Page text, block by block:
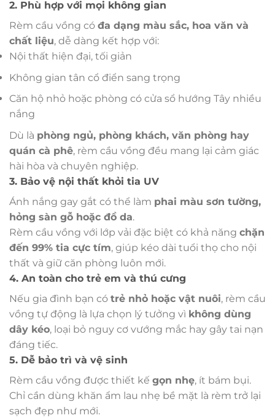
2. Phù hợp với mọi không gian
Rèm cầu vồng có đa dạng màu sắc, hoa văn và
chất liệu, dễ dàng kết hợp với:
Nội thất hiện đại, tối giản
Không gian tân cổ điển sang trọng
Căn hộ nhỏ hoặc phòng có cửa sổ hướng Tây nhiều
nắng
Dù là phòng ngủ, phòng khách, văn phòng hay
quán cà phê, rèm cầu vồng đều mang lại cảm giác
hài hòa và chuyên nghiệp.
3. Bảo vệ nội thất khỏi tia UV
Ánh nắng gay gắt có thể làm phai màu sơn tường,
hỏng sàn gỗ hoặc đồ da.
Rèm cầu vồng với lớp vải đặc biệt có khả năng chặn
đến 99% tia cực tím, giúp kéo dài tuổi thọ cho nội
thất và giữ căn phòng luôn mới.
4. An toàn cho trẻ em và thú cưng
Nếu gia đình bạn có trẻ nhỏ hoặc vật nuôi, rèm cầu
vồng tự động là lựa chọn lý tưởng vì không dùng
dây kéo, loại bỏ nguy cơ vướng mắc hay gây tai nạn
đáng tiếc.
5. Dễ bảo trì và vệ sinh
Rèm cầu vồng được thiết kế gọn nhẹ, ít bám bụi.
Chỉ cần dùng khăn ẩm lau nhẹ bề mặt là rèm trở lại
sạch đẹp như mới.